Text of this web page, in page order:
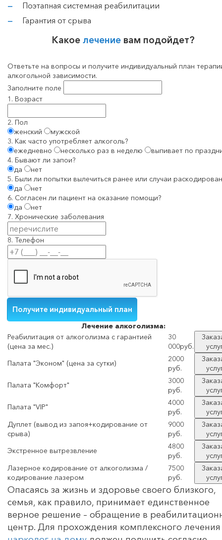
Поэтапная системная реабилитации
Гарантия от срыва
Какое лечение вам подойдет?
Ответьте на вопросы и получите индивидуальный план
алкогольной зависимости.
Заполните поле
1. Возраст
2. Пол
женский
мужской
3. Как часто употребляет алкоголь?
ежедневно
несколько раз в неделю
выпивает по
4. Бывают ли запои?
да
нет
5. Были ли попытки вылечиться ранее или случаи
да
нет
6. Согласен ли пациент на оказание помощи?
да
нет
7. Хронические заболевания
8. Телефон
Лечение алкоголизма:
Реабилитация от алкоголизма с гарантией
(цена за мес.)
30
000руб.
Палата "Эконом" (цена за сутки)
2000
руб.
Палата "Комфорт"
3000
руб.
Палата "VIP"
4000
руб.
Дуплет (вывод из запоя+кодирование от
срыва)
9000
руб.
Экстренное вытрезвление
4800
руб.
Лазерное кодирование от алкоголизма /
кодирование лазером
7500
руб.
Опасаясь за жизнь и здоровье своего близкого,
семья, как правило, принимает единственное
верное решение – обращение в
центр. Для прохождения комплексного лечения